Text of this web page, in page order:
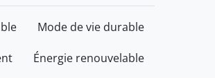
Mode de vie durable
Énergie renouvelable